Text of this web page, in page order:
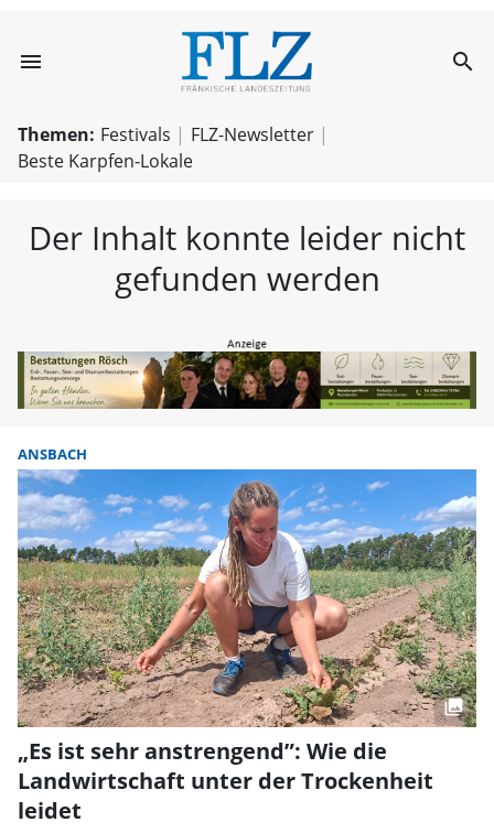
menu FLZ – search
Themen: Festivals
FLZ-Newsletter
Beste Karpfen-Lokale
Der Inhalt konnte leider nicht
gefunden werden
ANSBACH
„Es ist sehr anstrengend”: Wie die
Landwirtschaft unter der Trockenheit
leidet